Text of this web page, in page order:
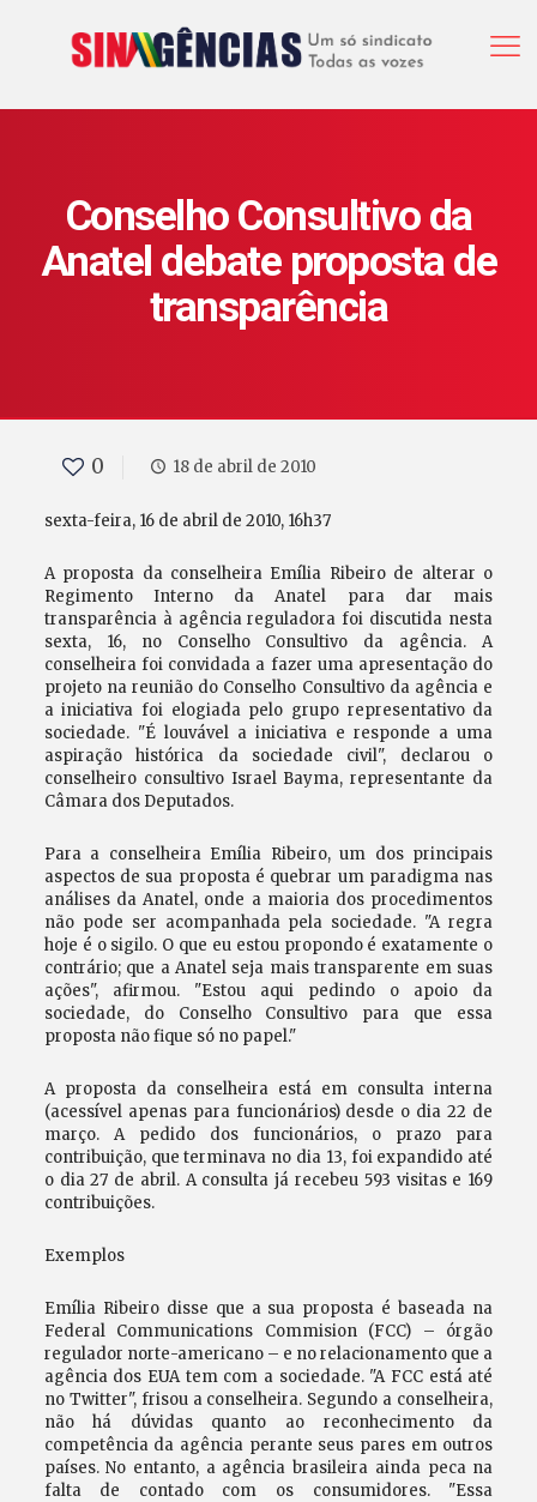
Conselho Consultivo da
Anatel debate proposta de
transparência
0 18 de abril de 2010
sexta-feira, 16 de abril de 2010, 16h37
A proposta da conselheira Emília Ribeiro de alterar o
Regimento Interno da Anatel para dar mais
transparência à agência reguladora foi discutida nesta
sexta, 16, no Conselho Consultivo da agência. A
conselheira foi convidada a fazer uma apresentação do
projeto na reunião do Conselho Consultivo da agência e
a iniciativa foi elogiada pelo grupo representativo da
sociedade. "É louvável a iniciativa e responde a uma
aspiração histórica da sociedade civil", declarou o
conselheiro consultivo Israel Bayma, representante da
Câmara dos Deputados.
Para a conselheira Emília Ribeiro, um dos principais
aspectos de sua proposta é quebrar um paradigma nas
análises da Anatel, onde a maioria dos procedimentos
não pode ser acompanhada pela sociedade. "A regra
hoje é o sigilo. O que eu estou propondo é exatamente o
contrário; que a Anatel seja mais transparente em suas
ações", afirmou. "Estou aqui pedindo o apoio da
sociedade, do Conselho Consultivo para que essa
proposta não fique só no papel."
A proposta da conselheira está em consulta interna
(acessível apenas para funcionários) desde o dia 22 de
março. A pedido dos funcionários, o prazo para
contribuição, que terminava no dia 13, foi expandido até
o dia 27 de abril. A consulta já recebeu 593 visitas e 169
contribuições.
Exemplos
Emília Ribeiro disse que a sua proposta é baseada na
Federal Communications Commision (FCC) – órgão
regulador norte-americano – e no relacionamento que a
agência dos EUA tem com a sociedade. "A FCC está até
no Twitter", frisou a conselheira. Segundo a conselheira,
não há dúvidas quanto ao reconhecimento da
competência da agência perante seus pares em outros
países. No entanto, a agência brasileira ainda peca na
falta de contado com os consumidores. "Essa